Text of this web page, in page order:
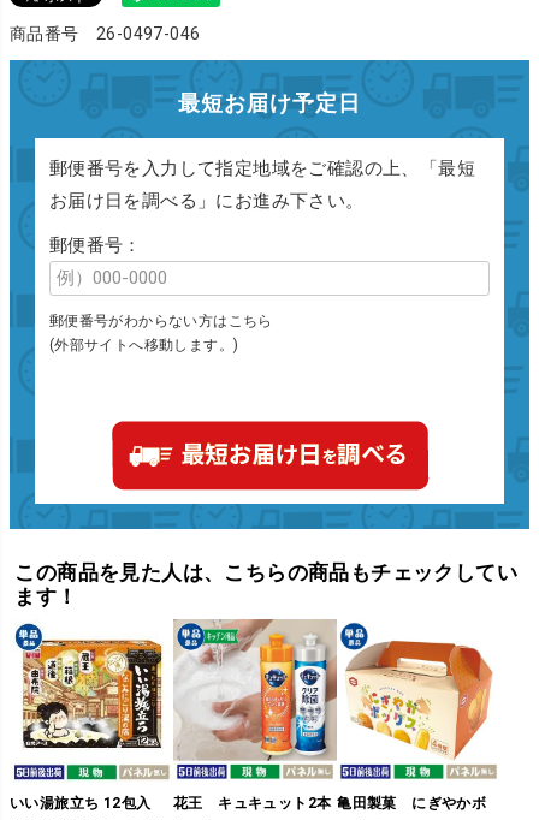
商品番号 26-0497-046
最短お届け予定日
郵便番号を入力して指定地域をご確認の上、「最短
お届け日を調べる」にお進み下さい。
郵便番号：
郵便番号がわからない方はこちら
(外部サイトへ移動します。)
この商品を見た人は、こちらの商品もチェックしてい
ます！
いい湯旅立ち 12包入
花王 キュキュット2本 亀田製菓 にぎやかボ